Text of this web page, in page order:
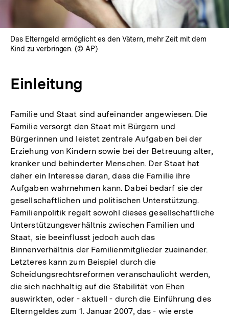
Das Elterngeld ermöglicht es den Vätern, mehr Zeit mit dem
Kind zu verbringen. (© AP)
Einleitung
Familie und Staat sind aufeinander angewiesen. Die
Familie versorgt den Staat mit Bürgern und
Bürgerinnen und leistet zentrale Aufgaben bei der
Erziehung von Kindern sowie bei der Betreuung alter,
kranker und behinderter Menschen. Der Staat hat
daher ein Interesse daran, dass die Familie ihre
Aufgaben wahrnehmen kann. Dabei bedarf sie der
gesellschaftlichen und politischen Unterstützung.
Familienpolitik regelt sowohl dieses gesellschaftliche
Unterstützungsverhältnis zwischen Familien und
Staat, sie beeinflusst jedoch auch das
Binnenverhältnis der Familienmitglieder zueinander.
Letzteres kann zum Beispiel durch die
Scheidungsrechtsreformen veranschaulicht werden,
die sich nachhaltig auf die Stabilität von Ehen
auswirkten, oder - aktuell - durch die Einführung des
Elterngeldes zum 1. Januar 2007, das - wie erste